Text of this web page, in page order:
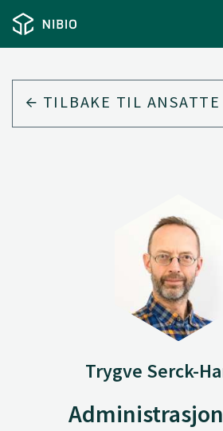
TILBAKE TIL ANSATTE
Trygve Serck-